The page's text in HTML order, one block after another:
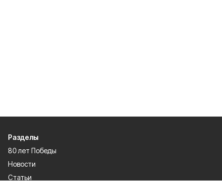
Разделы
80 лет Победы
Новости
Статьи